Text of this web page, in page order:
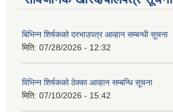
बिभिन्‍न शिर्षकको दरभाउपत्र आव्हान सम्बन्धी सूचना
मिति: 07/28/2026 - 12:32
विभिन्न शिर्षकको ठेक्का आव्हान सम्बन्धि सूचना
मिति: 07/10/2026 - 15:42